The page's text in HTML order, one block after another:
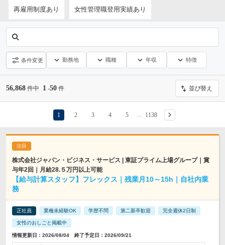
再雇用制度あり 女性管理職登用実績あり
条件変更 勤務地 職種 年収 特徴
56,868 件中 1 -50 件 並び替え
1 2 3 4 5 1138
株式会社ジャパン・ビジネス・サービス | 東証プライム上場グループ｜賞
与年2回｜月給28.５万円以上可能
【給与計算スタッフ】フレックス｜残業月10～15h｜自社内業
務
正社員 業種未経験OK 学歴不問 第二新卒歓迎 完全週休2日制
女性のおしごと掲載中
情報更新日：2026/08/04 終了予定日：2026/09/21